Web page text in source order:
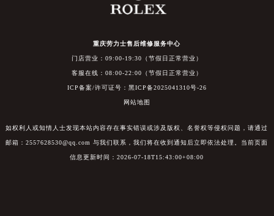
重庆劳力士售后维修服务中心
门店营业：09:00-19:30（节假日正常营业）
客服在线：08:00-22:00（节假日正常营业）
ICP备案/许可证号：黑ICP备2025041310号-26
网站地图
如权利人或知情人士发现本站内容存在事实错误或涉及版权、名誉权等侵权问题，请通过
邮箱：2557628530@qq.com 与我们联系，我们将在收到通知后立即依法处理。当前页面
信息更新时间：2026-07-18T15:43:00+08:00